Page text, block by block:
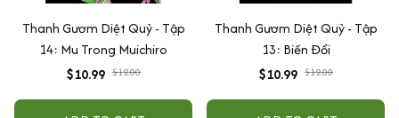
Thanh Gươm Diệt Quỷ - Tập
14: Mu Trong Muichiro
$10.99 $12.00
Thanh Gươm Diệt Quỷ - Tập
13: Biến Đổi
$10.99 $12.00